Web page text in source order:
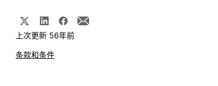
上次更新 56年前
条款和条件